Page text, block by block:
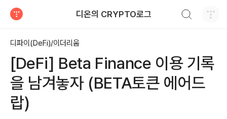
디온의 CRYPTO로그
디파이(DeFi)/이더리움
[DeFi] Beta Finance 이용 기록
을 남겨놓자 (BETA토큰 에어드
랍)